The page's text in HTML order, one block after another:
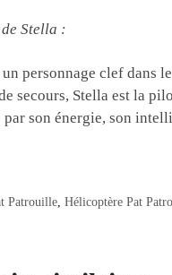
Stella :
personnage clef dans
secours, Stella est la
son énergie, son
Patrouille Hélicoptère Pat